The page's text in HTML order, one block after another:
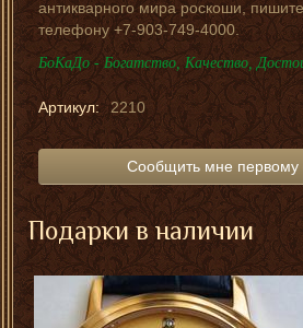
антикварного мира роскоши,
телефону +7-903-749-4000.
БоКаДо - Богатство, Качество,
Артикул: 2210
Сообщить мне первому
Подарки в наличии